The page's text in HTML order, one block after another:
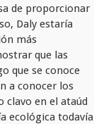
de proporcionar
Daly estaría
más
que las
que se conoce
a conocer los
clavo en el ataúd
ecológica todavía